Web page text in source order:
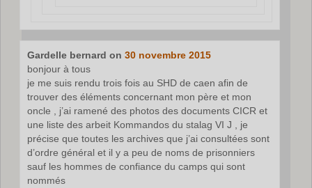
Gardelle bernard on30 novembre 2015
bonjour à tous
je me suis rendu trois fois au SHD de caen afin de
trouver des éléments concernant mon père et mon
oncle , j’ai ramené des photos des documents CICR et
une liste des arbeit Kommandos du stalag VI J , je
précise que toutes les archives que j’ai consultées sont
d’ordre général et il y a peu de noms de prisonniers
sauf les hommes de confiance du camps qui sont
nommés